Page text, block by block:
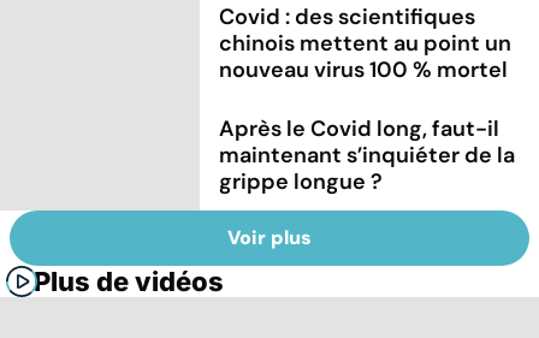
Covid : des scientifiques
chinois mettent au point un
nouveau virus 100 % mortel
Après le Covid long, faut-il
maintenant s’inquiéter de la
grippe longue ?
Voir plus
Plus de vidéos